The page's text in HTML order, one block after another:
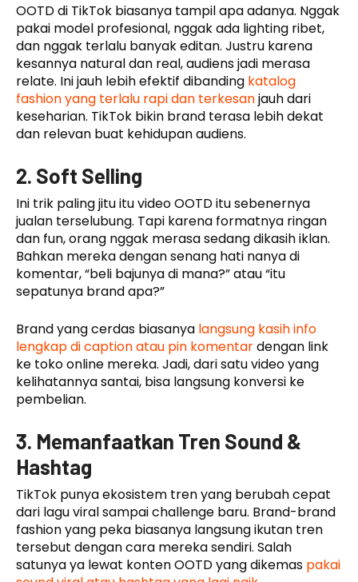
OOTD di TikTok biasanya tampil apa adanya. Nggak
pakai model profesional, nggak ada lighting ribet,
dan nggak terlalu banyak editan. Justru karena
kesannya natural dan real, audiens jadi merasa
relate. Ini jauh lebih efektif dibanding katalog
fashion yang terlalu rapi dan terkesanjauh dari
keseharian. TikTok bikin brand terasa lebih dekat
dan relevan buat kehidupan audiens.
2. Soft Selling
Ini trik paling jitu itu video OOTD itu sebenernya
jualan terselubung. Tapi karena formatnya ringan
dan fun, orang nggak merasa sedang dikasih iklan.
Bahkan mereka dengan senang hati nanya di
komentar, “beli bajunya di mana?” atau “itu
sepatunya brand apa?”
Brand yang cerdas biasanya langsung kasih info
lengkap di caption atau pin komentardengan link
ke toko online mereka. Jadi, dari satu video yang
kelihatannya santai, bisa langsung konversi ke
pembelian.
3. Memanfaatkan Tren Sound &
Hashtag
TikTok punya ekosistem tren yang berubah cepat
dari lagu viral sampai challenge baru. Brand-brand
fashion yang peka biasanya langsung ikutan tren
tersebut dengan cara mereka sendiri. Salah
satunya ya lewat konten OOTD yang dikemas pakai